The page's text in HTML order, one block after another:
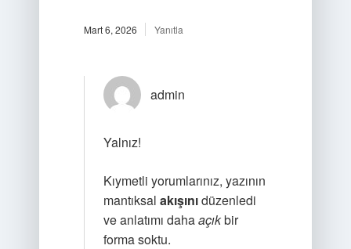
Mart 6, 2026 Yanıtla
admin
Yalnız!
Kıymetli yorumlarınız, yazının
mantıksal akışınıdüzenledi
ve anlatımı dahaaçıkbir
forma soktu.